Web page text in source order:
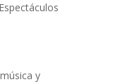
Espectáculos
y